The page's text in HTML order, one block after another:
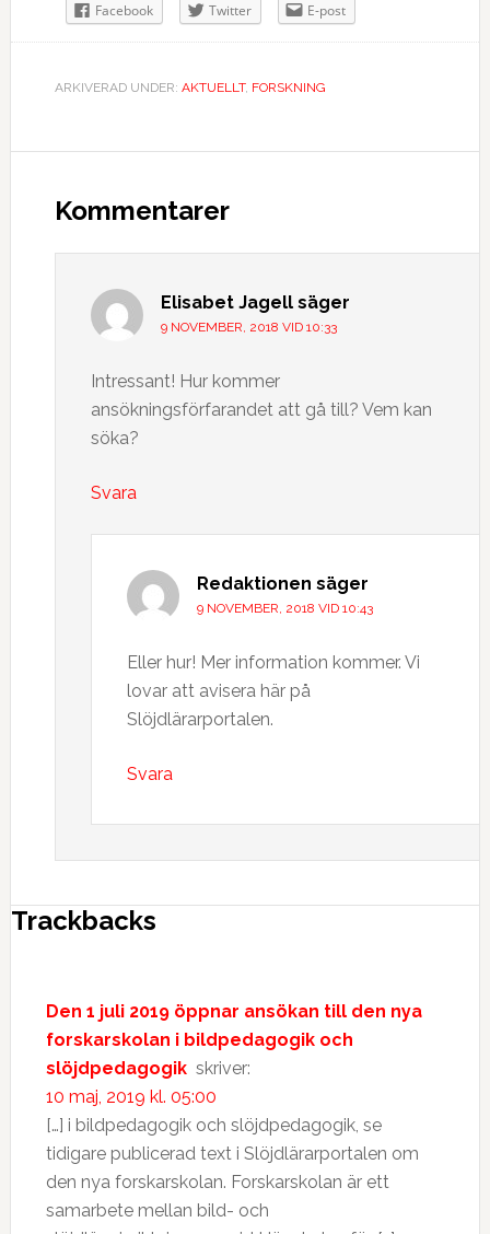
Facebook Twitter E-post
ARKIVERAD UNDER: AKTUELLT, FORSKNING
Kommentarer
Elisabet Jagell säger
9 NOVEMBER, 2018 VID 10:33
Intressant! Hur kommer
ansökningsförfarandet att gå till? Vem kan
söka?
Svara
Redaktionen säger
9 NOVEMBER, 2018 VID 10:43
Eller hur! Mer information kommer. Vi
lovar att avisera här på
Slöjdlärarportalen.
Svara
Trackbacks
Den 1 juli 2019 öppnar ansökan till den nya
forskarskolan i bildpedagogik och
slöjdpedagogik skriver:
10 maj, 2019 kl. 05:00
[…] i bildpedagogik och slöjdpedagogik, se
tidigare publicerad text i Slöjdlärarportalen om
den nya forskarskolan. Forskarskolan är ett
samarbete mellan bild- och